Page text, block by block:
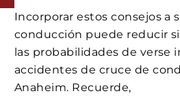
Incorporar estos consejos a
conducción puede reducir
las probabilidades de verse
accidentes de cruce de
Anaheim. Recuerde,